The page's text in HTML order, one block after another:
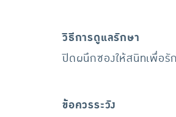
วิธีการดูแลรักษา
ปิดผนึกซองให้สนิทเพื่อรั
ข้อควรระวัง